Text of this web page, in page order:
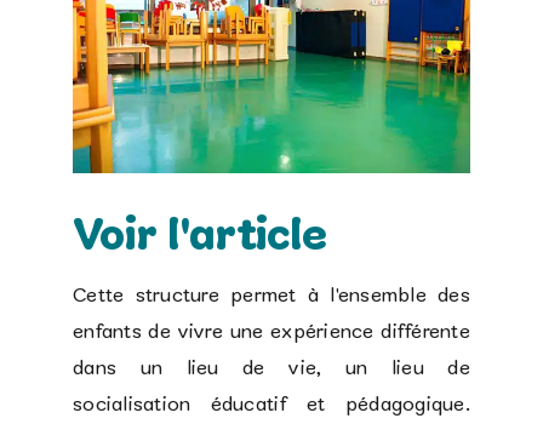
Voir l'article
Cette structure permet à l'ensemble des
enfants de vivre une expérience différente
dans un lieu de vie, un lieu de
socialisation éducatif et pédagogique.